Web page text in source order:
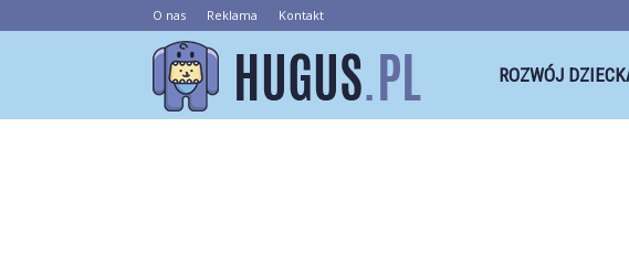
O nas Reklama Kontakt
ROZWÓJ